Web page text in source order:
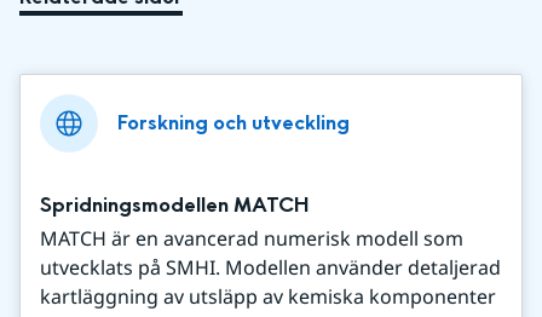
Forskning och utveckling
Spridningsmodellen MATCH
MATCH är en avancerad numerisk modell som
utvecklats på SMHI. Modellen använder detaljerad
kartläggning av utsläpp av kemiska komponenter